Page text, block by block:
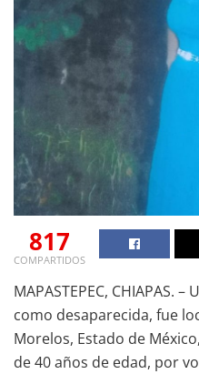
817
COMPARTIDOS
MAPASTEPEC, CHIAPAS.
como desaparecida, fue
Morelos, Estado de
de 40 años de edad, por